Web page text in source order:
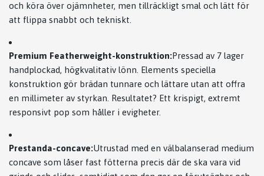
och köra över ojämnheter, men tillräckligt smal och lätt för
att flippa snabbt och tekniskt.
Premium Featherweight-konstruktion:Pressad av 7 lager
handplockad, högkvalitativ lönn. Elements speciella
konstruktion gör brädan tunnare och lättare utan att offra
en millimeter av styrkan. Resultatet? Ett krispigt, extremt
responsivt pop som håller i evigheter.
Prestanda-concave:Utrustad med en välbalanserad medium
concave som låser fast fötterna precis där de ska vara vid